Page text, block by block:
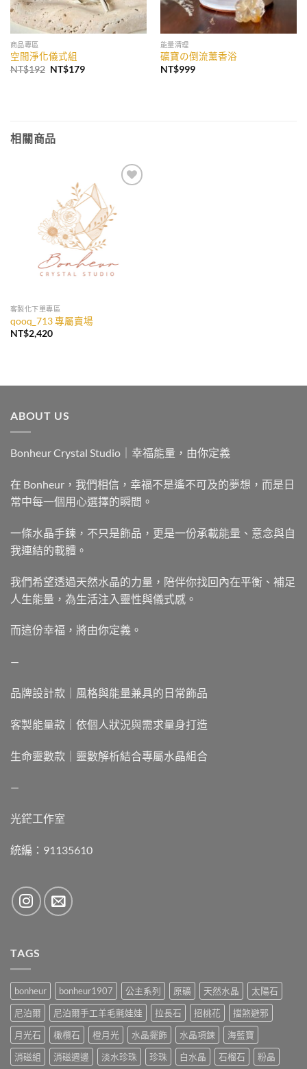
商品專區
空間淨化儀式組
NT$192 原
NT$179目
能量清理
礦寶の倒流薰香浴
NT$999
相關商品
客製化下單專區
qooq_713 專屬賣場
NT$2,420
ABOUT US
Bonheur Crystal Studio｜幸福能量，由你定義
在 Bonheur，我們相信，幸福不是遙不可及的夢想，而是日
常中每一個用心選擇的瞬間。
一條水晶手鍊，不只是飾品，更是一份承載能量、意念與自
我連結的載體。
我們希望透過天然水晶的力量，陪伴你找回內在平衡、補足
人生能量，為生活注入靈性與儀式感。
而這份幸福，將由你定義。
—
品牌設計款｜風格與能量兼具的日常飾品
客製能量款｜依個人狀況與需求量身打造
生命靈數款｜靈數解析結合專屬水晶組合
—
光鋩工作室
統編：91135610
TAGS
bonheur bonheur1907 公主系列 原礦 天然水晶
太陽石
尼泊爾
尼泊爾手工羊毛氈娃娃 拉長石 招桃花
擋煞避邪
月光石
橄欖石 橙月光 水晶擺飾 水晶項鍊
海藍寶
消磁組
消磁週邊 淡水珍珠 珍珠 白水晶 石榴石 粉晶